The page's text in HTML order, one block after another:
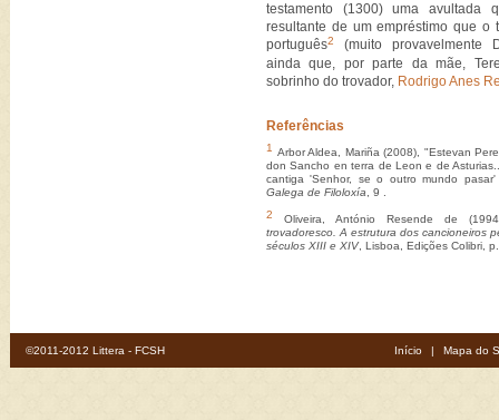
testamento (1300) uma avultada
resultante de um empréstimo que o
português2
(muito provavelmente
ainda que, por parte da mãe,
sobrinho do trovador, Rodrigo Anes
Referências
1 Arbor Aldea, Mariña (2008), "Estevan
don Sancho en terra de Leon e de
cantiga 'Senhor, se o outro mundo
Galega de Filoloxía , 9 .
2 Oliveira, António Resende de
trovadoresco. A estrutura dos cancioneiros
séculos XIII e XIV, Lisboa, Edições Colibri,
©2011-2012 Littera - FCSH Início | Mapa do